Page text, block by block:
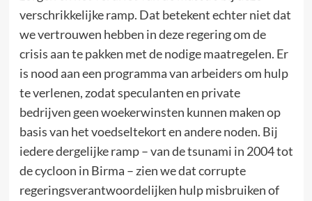
verschrikkelijke ramp. Dat betekent echter niet dat
we vertrouwen hebben in deze regering om de
crisis aan te pakken met de nodige maatregelen. Er
is nood aan een programma van arbeiders om hulp
te verlenen, zodat speculanten en private
bedrijven geen woekerwinsten kunnen maken op
basis van het voedseltekort en andere noden. Bij
iedere dergelijke ramp – van de tsunami in 2004 tot
de cycloon in Birma – zien we dat corrupte
regeringsverantwoordelijken hulp misbruiken of